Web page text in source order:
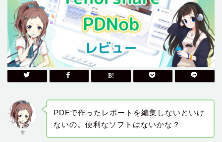
雫
PDFで作ったレポートを編集しないといけ
ないの。便利なソフトはないかな？